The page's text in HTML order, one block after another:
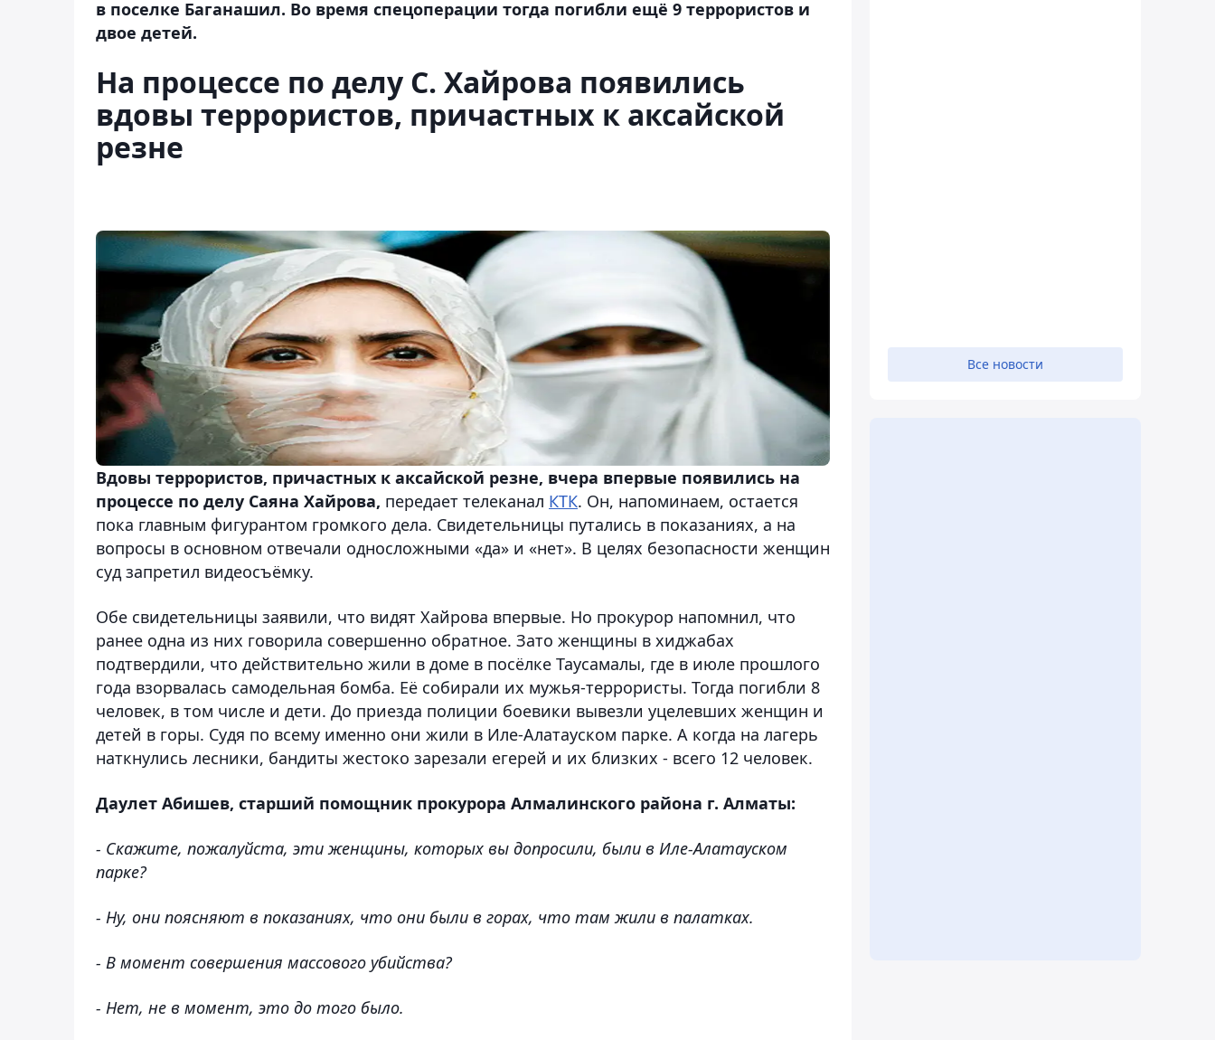
в поселке Баганашил. Во время спецоперации тогда погибли ещё 9 террористов и
двое детей.
На процессе по делу С. Хайрова появились
вдовы террористов, причастных к аксайской
резне
Вдовы террористов, причастных к аксайской резне, вчера впервые появились на
процессе по делу Саяна Хайрова, передает телеканал КТК. Он, напоминаем, остается
пока главным фигурантом громкого дела. Свидетельницы путались в показаниях, а на
вопросы в основном отвечали односложными «да» и «нет». В целях безопасности женщин
суд запретил видеосъёмку.
Обе свидетельницы заявили, что видят Хайрова впервые. Но прокурор напомнил, что
ранее одна из них говорила совершенно обратное. Зато женщины в хиджабах
подтвердили, что действительно жили в доме в посёлке Таусамалы, где в июле прошлого
года взорвалась самодельная бомба. Её собирали их мужья-террористы. Тогда погибли 8
человек, в том числе и дети. До приезда полиции боевики вывезли уцелевших женщин и
детей в горы. Судя по всему именно они жили в Иле-Алатауском парке. А когда на лагерь
наткнулись лесники, бандиты жестоко зарезали егерей и их близких - всего 12 человек.
Даулет Абишев, старший помощник прокурора Алмалинского района г. Алматы:
- Скажите, пожалуйста, эти женщины, которых вы допросили, были в Иле-Алатауском
парке?
- Ну, они поясняют в показаниях, что они были в горах, что там жили в палатках.
- В момент совершения массового убийства?
- Нет, не в момент, это до того было.
Все новости